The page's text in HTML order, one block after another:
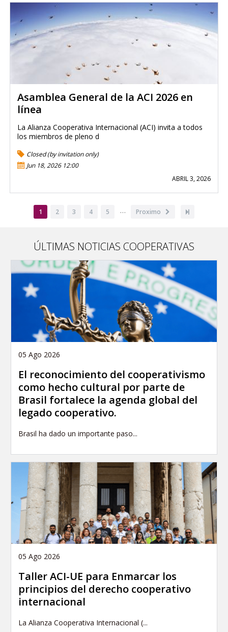
Asamblea General de la ACI 2026 en
línea
La Alianza Cooperativa Internacional (ACI) invita a todos
los miembros de pleno d
Closed (by invitation only)
Jun 18, 2026 12:00
ABRIL 3, 2026
Página
actual
1 Page
2 Page
3 Page
4 Page
5 …
Siguiente
Proximo
Última
ÚLTIMAS NOTICIAS COOPERATIVAS
05 Ago 2026
El reconocimiento del cooperativismo
como hecho cultural por parte de
Brasil fortalece la agenda global del
legado cooperativo.
Brasil ha dado un importante paso...
05 Ago 2026
Taller ACI-UE para Enmarcar los
principios del derecho cooperativo
internacional
La Alianza Cooperativa Internacional (...